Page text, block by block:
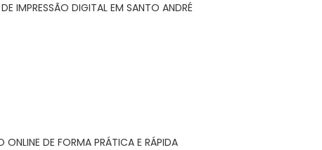
IMPRESSÃO DIGITAL EM SANTO ANDRÉ
ONLINE DE FORMA PRÁTICA E RÁPIDA